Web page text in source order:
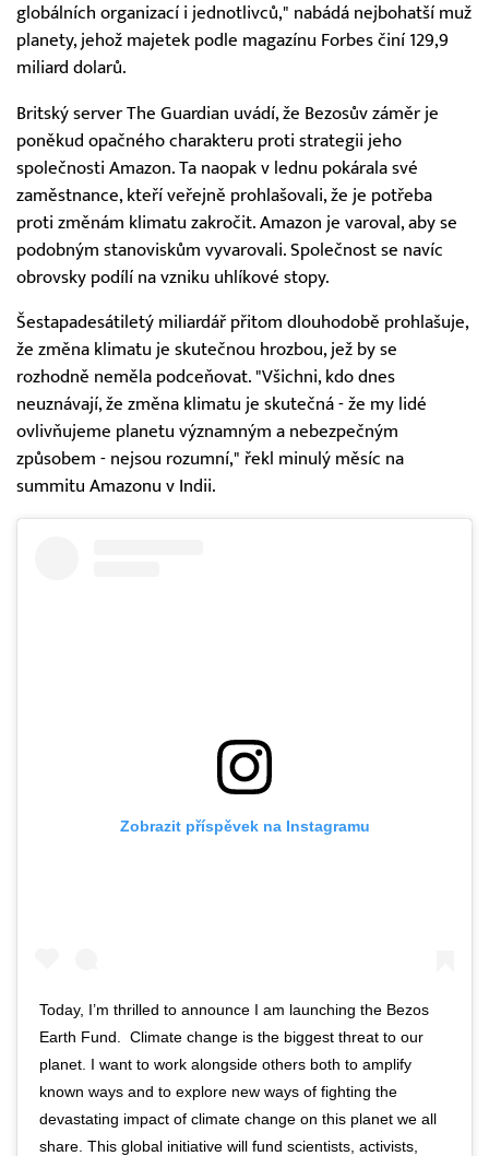
globálních organizací i jednotlivců," nabádá nejbohatší muž
planety, jehož majetek podle magazínu Forbes činí 129,9
miliard dolarů.
Britský server The Guardian uvádí, že Bezosův záměr je
poněkud opačného charakteru proti strategii jeho
společnosti Amazon. Ta naopak v lednu pokárala své
zaměstnance, kteří veřejně prohlašovali, že je potřeba
proti změnám klimatu zakročit. Amazon je varoval, aby se
podobným stanoviskům vyvarovali. Společnost se navíc
obrovsky podílí na vzniku uhlíkové stopy.
Šestapadesátiletý miliardář přitom dlouhodobě prohlašuje,
že změna klimatu je skutečnou hrozbou, jež by se
rozhodně neměla podceňovat. "Všichni, kdo dnes
neuznávají, že změna klimatu je skutečná - že my lidé
ovlivňujeme planetu významným a nebezpečným
způsobem - nejsou rozumní," řekl minulý měsíc na
summitu Amazonu v Indii.
Zobrazit příspěvek na Instagramu
Today, I’m thrilled to announce I am launching the Bezos
Earth Fund.⁣⁣⁣ ⁣⁣⁣ Climate change is the biggest threat to our
planet. I want to work alongside others both to amplify
known ways and to explore new ways of fighting the
devastating impact of climate change on this planet we all
share. This global initiative will fund scientists, activists,